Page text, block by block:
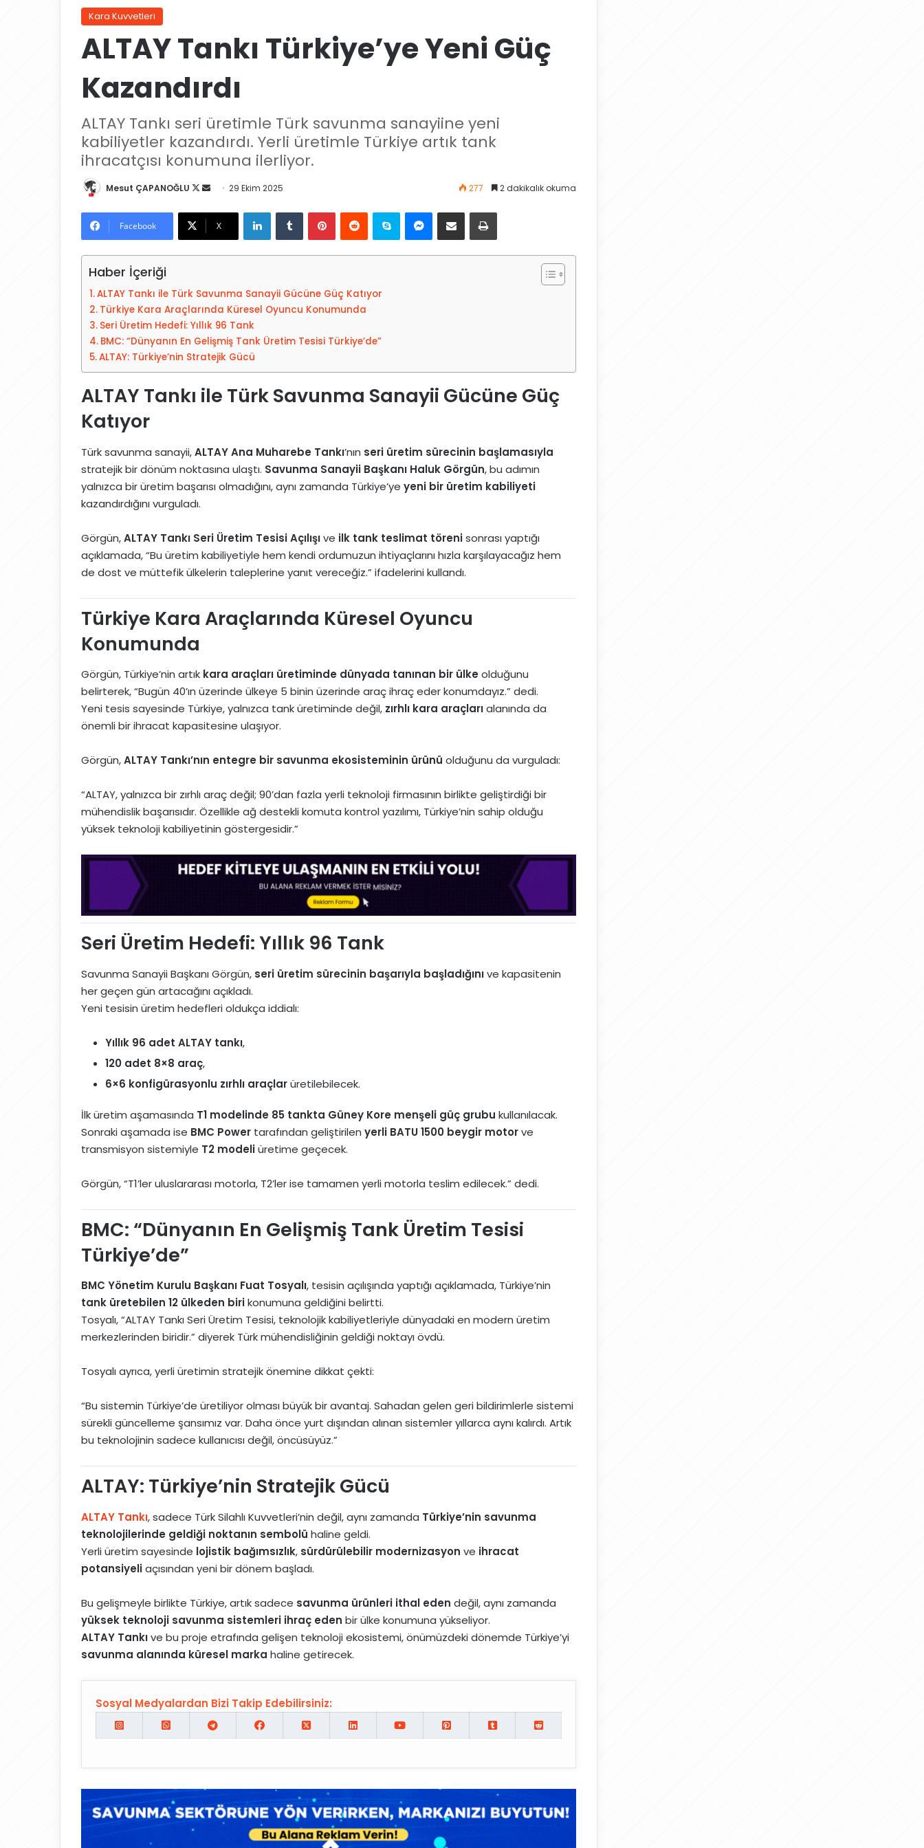
Kara Kuvvetleri
ALTAY Tankı Türkiye’ye Yeni Güç
Kazandırdı
ALTAY Tankı seri üretimle Türk savunma sanayiine yeni
kabiliyetler kazandırdı. Yerli üretimle Türkiye artık tank
ihracatçısı konumuna ilerliyor.
Mesut ÇAPANOĞLU
X
t
a
e
d
i
n
e
-
a
g
ö
d
m
e
k
29 Ekim 2025 277 2 dakikalık okuma
Facebook X
LinkedIn Skype
Haber İçeriği
ALTAY Tankı ile Türk Savunma Sanayii Gücüne Güç Katıyor
Türkiye Kara Araçlarında Küresel Oyuncu Konumunda
Seri Üretim Hedefi: Yıllık 96 Tank
BMC: “Dünyanın En Gelişmiş Tank Üretim Tesisi Türkiye’de”
ALTAY: Türkiye’nin Stratejik Gücü
ALTAY Tankı ile Türk Savunma Sanayii Gücüne Güç
Katıyor
Türk savunma sanayii,ALTAY Ana Muharebe Tankı’nın seri üretim sürecinin başlamasıyla
stratejik bir dönüm noktasına ulaştı. Savunma Sanayii Başkanı Haluk Görgün, bu adımın
yalnızca bir üretim başarısı olmadığını, aynı zamanda Türkiye’ye yeni bir üretim kabiliyeti
kazandırdığını vurguladı.
Görgün,ALTAY Tankı Seri Üretim Tesisi Açılışıve ilk tank teslimat törenisonrası yaptığı
açıklamada, “Bu üretim kabiliyetiyle hem kendi ordumuzun ihtiyaçlarını hızla karşılayacağız hem
de dost ve müttefik ülkelerin taleplerine yanıt vereceğiz.” ifadelerini kullandı.
Türkiye Kara Araçlarında Küresel Oyuncu
Konumunda
Görgün, Türkiye’nin artık kara araçları üretiminde dünyada tanınan bir ülkeolduğunu
belirterek, “Bugün 40’ın üzerinde ülkeye 5 binin üzerinde araç ihraç eder konumdayız.” dedi.
Yeni tesis sayesinde Türkiye, yalnızca tank üretiminde değil, zırhlı kara araçlarıalanında da
önemli bir ihracat kapasitesine ulaşıyor.
Görgün,ALTAY Tankı’nın entegre bir savunma ekosisteminin ürünü olduğunu da vurguladı:
“ALTAY, yalnızca bir zırhlı araç değil; 90’dan fazla yerli teknoloji firmasının birlikte geliştirdiği bir
mühendislik başarısıdır. Özellikle ağ destekli komuta kontrol yazılımı, Türkiye’nin sahip olduğu
yüksek teknoloji kabiliyetinin göstergesidir.”
Seri Üretim Hedefi: Yıllık 96 Tank
Savunma Sanayii Başkanı Görgün, seri üretim sürecinin başarıyla başladığınıve kapasitenin
her geçen gün artacağını açıkladı.
Yeni tesisin üretim hedefleri oldukça iddialı:
Yıllık 96 adet ALTAY tankı,
120 adet 8×8 araç,
6×6 konfigürasyonlu zırhlı araçlarüretilebilecek.
İlk üretim aşamasında T1 modelinde 85 tankta Güney Kore menşeli güç grubu kullanılacak.
Sonraki aşamada ise BMC Power tarafından geliştirilen yerli BATU 1500 beygir motorve
transmisyon sistemiyle T2 modeliüretime geçecek.
Görgün, “T1’ler uluslararası motorla, T2’ler ise tamamen yerli motorla teslim edilecek.” dedi.
BMC: “Dünyanın En Gelişmiş Tank Üretim Tesisi
Türkiye’de”
BMC Yönetim Kurulu Başkanı Fuat Tosyalı, tesisin açılışında yaptığı açıklamada, Türkiye’nin
tank üretebilen 12 ülkeden birikonumuna geldiğini belirtti.
Tosyalı, “ALTAY Tankı Seri Üretim Tesisi, teknolojik kabiliyetleriyle dünyadaki en modern üretim
merkezlerinden biridir.” diyerek Türk mühendisliğinin geldiği noktayı övdü.
Tosyalı ayrıca, yerli üretimin stratejik önemine dikkat çekti:
“Bu sistemin Türkiye’de üretiliyor olması büyük bir avantaj. Sahadan gelen geri bildirimlerle sistemi
sürekli güncelleme şansımız var. Daha önce yurt dışından alınan sistemler yıllarca aynı kalırdı. Artık
bu teknolojinin sadece kullanıcısı değil, öncüsüyüz.”
ALTAY: Türkiye’nin Stratejik Gücü
ALTAY Tankı, sadece Türk Silahlı Kuvvetleri’nin değil, aynı zamanda Türkiye’nin savunma
teknolojilerinde geldiği noktanın sembolü haline geldi.
Yerli üretim sayesinde lojistik bağımsızlık, sürdürülebilir modernizasyon ve ihracat
potansiyeliaçısından yeni bir dönem başladı.
Bu gelişmeyle birlikte Türkiye, artık sadece savunma ürünleri ithal eden değil, aynı zamanda
yüksek teknoloji savunma sistemleri ihraç eden bir ülke konumuna yükseliyor.
ALTAY Tankıve bu proje etrafında gelişen teknoloji ekosistemi, önümüzdeki dönemde Türkiye’yi
savunma alanında küresel marka haline getirecek.
Sosyal Medyalardan Bizi Takip Edebilirsiniz: